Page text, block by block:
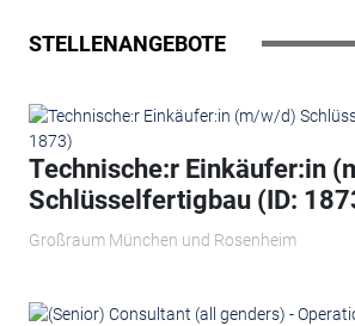
STELLENANGEBOTE
Technische:r Einkäufer:in
Schlüsselfertigbau (ID:
Großraum München und Rosenheim